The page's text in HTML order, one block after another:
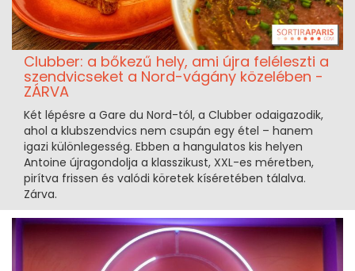
Clubber: a bőkezű hely, ami újra feléleszti a
szendvicseket a Nord-vágány közelében -
ZÁRVA
Két lépésre a Gare du Nord-tól, a Clubber odaigazodik,
ahol a klubszendvics nem csupán egy étel – hanem
igazi különlegesség. Ebben a hangulatos kis helyen
Antoine újragondolja a klasszikust, XXL-es méretben,
pirítva frissen és valódi köretek kíséretében tálalva.
Zárva.